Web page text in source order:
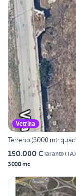
Vetrina
Terreno (3000 mtr
190.000 €Taranto(TA)
3000 mq